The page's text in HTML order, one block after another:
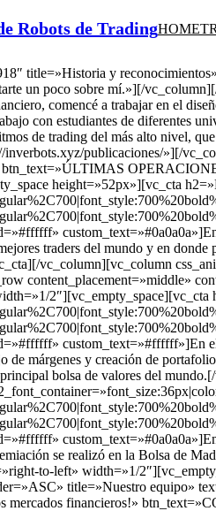
Robots de TradingHOME
title=»Historia y
un poco sobre mí.»][/
comencé a trabajar en el
con estudiantes de diferentes
de trading del más alto nivel,
publicaciones/»][/
btn_text=»ÚLTIMAS
height=»52px»][vc_cta
traders del mundo y en
vc_column][vc_column
content_placement=»middle»
custom_text=»#ffffff»]En
de márgenes y creación de
bolsa de valores del
se realizó en la Bolsa de
to-left» width=»1/
title=»Nuestro equipo»
mercados financieros!»